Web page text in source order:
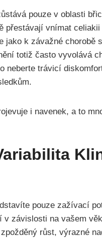
pouze v oblasti
přestávají vnímat
k závažné chorobě
totiž často vyvolává
trávicí
i navenek, a to
pouze zažívací
závislosti na vašem
růst, výrazné